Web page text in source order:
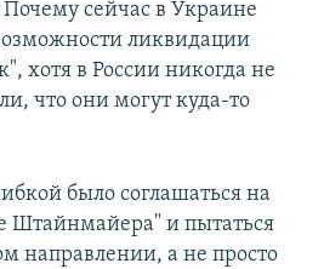
Почему сейчас в Украине
ликвидации
хотя в России никогда не
что они могут куда-то
было соглашаться на
Штайнмайера" и пытаться
направлении, а не просто